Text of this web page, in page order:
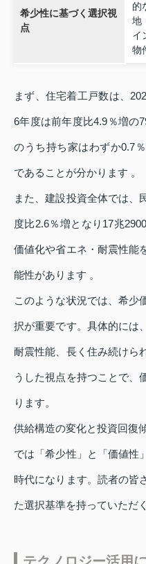
希少性に基づく選択視
点
的
地
イ
物
まず、住宅着工戸数は、
6年度は前年度比4.9％増の
のうち持ち家はわずか0.7
であることが分かります 。
また、建設投資全体では、
度比2.6％増となり17兆
価値化や省エネ・耐震性能
能性があります 。
このような状況では、希少
択が重要です。具体的には
耐震性能、長く住み続けら
うした視点を持つことで、
ります。
供給構造の変化と投資回復
では「希少性」と「価値性
時代になります。読者の皆
た選択基準を持っていただ